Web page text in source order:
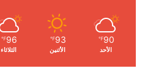
90
℉
الأحد
93
℉
الأثنين
96
℉
الثلاثاء